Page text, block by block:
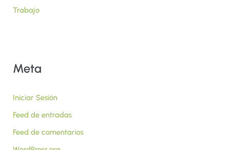
Trabajo
Meta
Iniciar Sesión
Feed de entradas
Feed de comentarios